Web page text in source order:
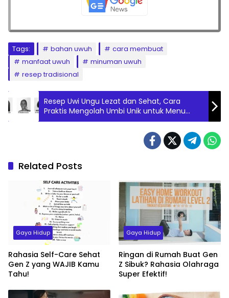
Tags: bahan uwuh
cara membuat
manfaat uwuh
minuman uwuh
resep tradisional
Resep Uwi Ungu Lezat dan Sehat, Cara
Praktis Mengolah Umbi Unik untuk Menu
Harian Bergizi
Related Posts
Gaya Hidup
Rahasia Self-Care Sehat
Gen Z yang WAJIB Kamu
Tahu!
Gaya Hidup
Ringan di Rumah Buat Gen
Z Sibuk? Rahasia Olahraga
Super Efektif!